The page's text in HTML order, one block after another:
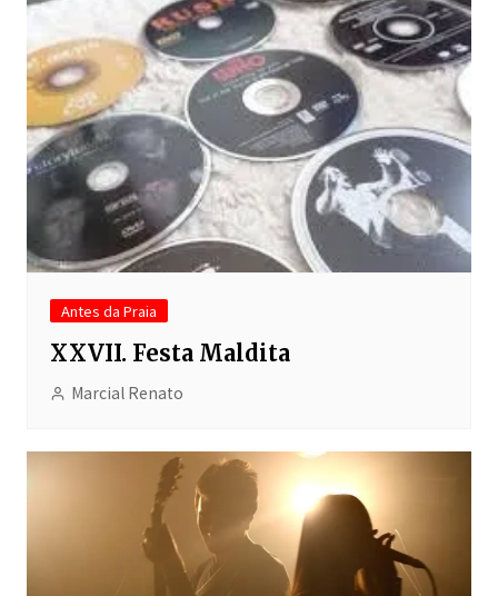
Antes da Praia
XXVII. Festa Maldita
Marcial Renato